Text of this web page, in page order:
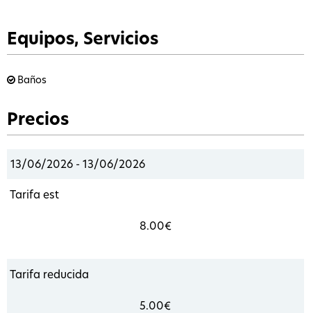
Equipos, Servicios
Baños
Precios
13/06/2026 - 13/06/2026
Tarifa est
8.00€
Tarifa reducida
5.00€